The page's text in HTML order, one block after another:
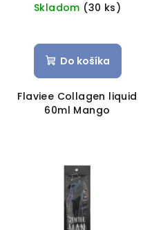
Skladom (30 ks)
Do košíka
Flaviee Collagen liquid
60ml Mango